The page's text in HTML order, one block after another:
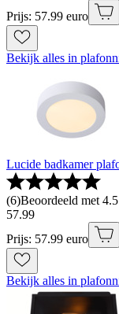
Prijs: 57.99 euro
Bekijk alles in
Lucide badkamer
(6)Beoordeeld met
57.99
Prijs: 57.99 euro
Bekijk alles in